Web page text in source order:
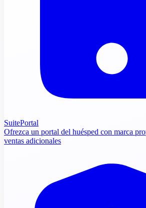
SuitePortal
Ofrezca un portal del huésped con marca
ventas adicionales